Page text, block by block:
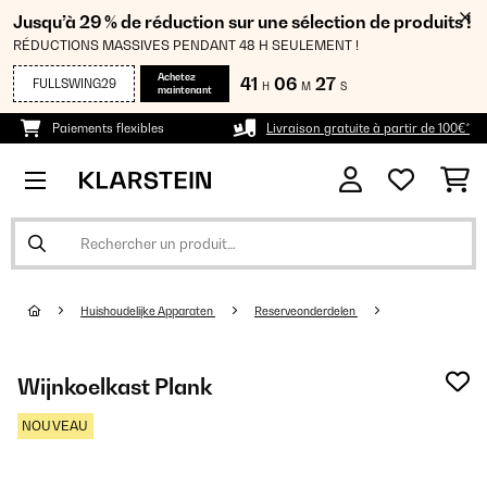
Jusqu’à 29 % de réduction sur une sélection de produits !
RÉDUCTIONS MASSIVES PENDANT 48 H SEULEMENT !
FULLSWING29
Achetez
maintenant
41 H 06 M 26 S
Paiements flexibles Livraison gratuite à partir de 100€*
Huishoudelijke Apparaten Reserveonderdelen
Wijnkoelkast Plank
NOUVEAU